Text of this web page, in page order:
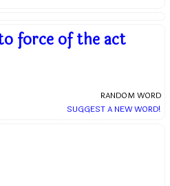
force of the act
RANDOM WORD
SUGGEST A NEW WORD!